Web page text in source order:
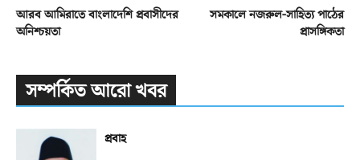
আরব আমিরাতে বাংলাদেশি প্রবাসীদের
অনিশ্চয়তা
সমকালে নজরুল-সাহিত্য পাঠের
প্রাসঙ্গিকতা
সম্পর্কিত আরো খবর
প্রবাহ